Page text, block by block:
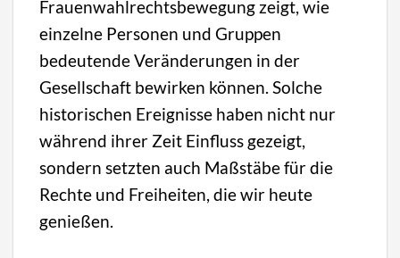
Frauenwahlrechtsbewegung zeigt, wie
einzelne Personen und Gruppen
bedeutende Veränderungen in der
Gesellschaft bewirken können. Solche
historischen Ereignisse haben nicht nur
während ihrer Zeit Einfluss gezeigt,
sondern setzten auch Maßstäbe für die
Rechte und Freiheiten, die wir heute
genießen.